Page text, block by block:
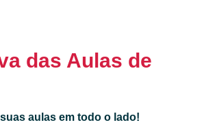
das Aulas de
aulas em todo o lado!